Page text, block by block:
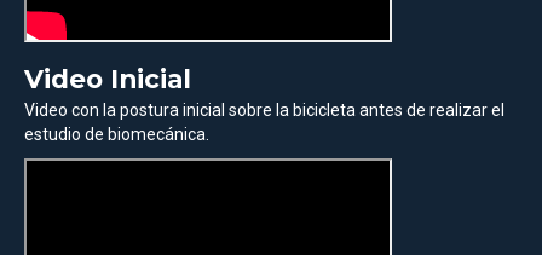
Video Inicial
Video con la postura inicial sobre la bicicleta antes de realizar el
estudio de biomecánica.